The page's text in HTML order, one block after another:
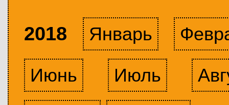
2018 Январь
Июнь
Июль